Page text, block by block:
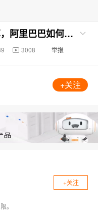
当 Kubernetes 遇到机密计算，阿里巴巴如何保护容器内数据的安全？
3008 举报
+关注
+关注
。